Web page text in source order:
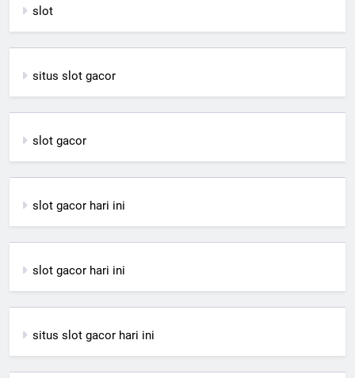
slot
situs slot gacor
slot gacor
slot gacor hari ini
slot gacor hari ini
situs slot gacor hari ini